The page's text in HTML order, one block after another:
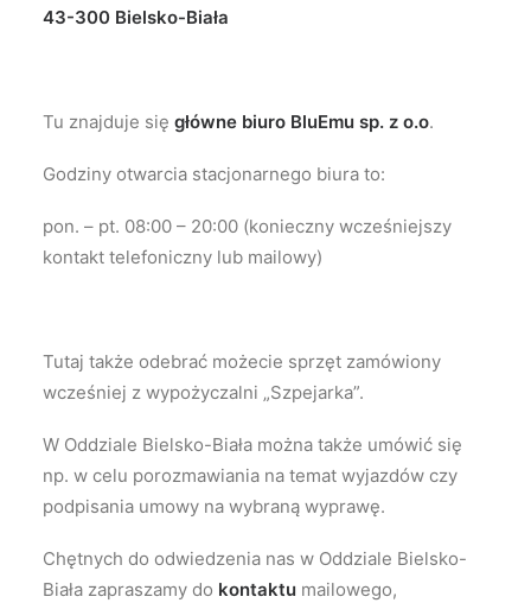
43-300 Bielsko-Biała
Tu znajduje się główne biuro BluEmu sp. z o.o.
Godziny otwarcia stacjonarnego biura to:
pon. – pt. 08:00 – 20:00 (konieczny wcześniejszy
kontakt telefoniczny lub mailowy)
Tutaj także odebrać możecie sprzęt zamówiony
wcześniej z wypożyczalni „Szpejarka”.
W Oddziale Bielsko-Biała można także umówić się
np. w celu porozmawiania na temat wyjazdów czy
podpisania umowy na wybraną wyprawę.
Chętnych do odwiedzenia nas w Oddziale Bielsko-
Biała zapraszamy do kontaktu mailowego,